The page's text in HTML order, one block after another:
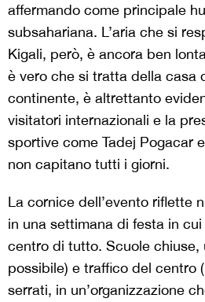
affermando come principale
subsahariana. L’aria che si
Kigali, però, è ancora ben
è vero che si tratta della casa
continente, è altrettanto
visitatori internazionali e la
sportive come Tadej Pogacar
non capitano tutti i giorni.
La cornice dell’evento riflette
in una settimana di festa in
centro di tutto. Scuole chiuse,
possibile) e traffico del centro
serrati, in un’organizzazione